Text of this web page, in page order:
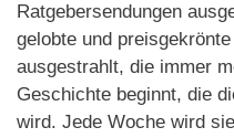
Ratgebersendungen
gelobte und
ausgestrahlt, die immer
Geschichte beginnt, die
wird. Jede Woche wird